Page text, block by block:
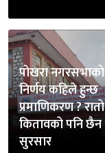
पोखरा नगरसभाको
निर्णय कहिले हुन्छ
प्रमाणिकरण ? रातो
कितावको पनि छैन
सुरसार